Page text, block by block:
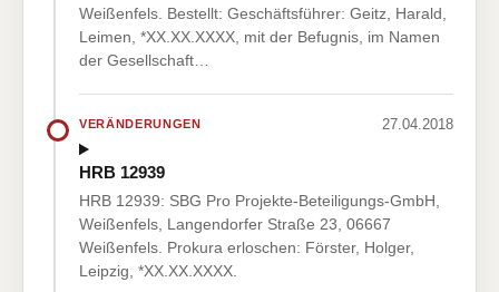
Weißenfels. Bestellt: Geschäftsführer: Geitz, Harald,
Leimen, *XX.XX.XXXX, mit der Befugnis, im Namen
der Gesellschaft…
VERÄNDERUNGEN 27.04.2018
HRB 12939
HRB 12939: SBG Pro Projekte-Beteiligungs-GmbH,
Weißenfels, Langendorfer Straße 23, 06667
Weißenfels. Prokura erloschen: Förster, Holger,
Leipzig, *XX.XX.XXXX.